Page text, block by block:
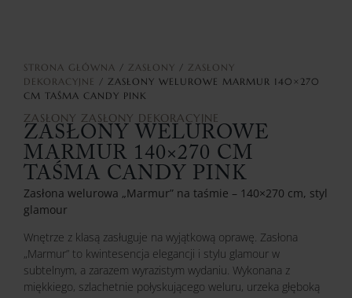
STRONA GŁÓWNA / ZASŁONY / ZASŁONY
DEKORACYJNE
/ ZASŁONY WELUROWE MARMUR 140×270
CM TAŚMA CANDY PINK
ZASŁONY ZASŁONY DEKORACYJNE
ZASŁONY WELUROWE
MARMUR 140×270 CM
TAŚMA CANDY PINK
Zasłona welurowa „Marmur” na taśmie – 140×270 cm, styl
glamour
Wnętrze z klasą zasługuje na wyjątkową oprawę. Zasłona
„Marmur” to kwintesencja elegancji i stylu glamour w
subtelnym, a zarazem wyrazistym wydaniu. Wykonana z
miękkiego, szlachetnie połyskującego weluru, urzeka głęboką